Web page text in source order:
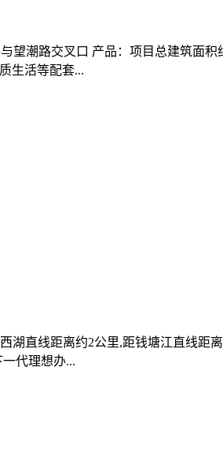
望潮路交叉口 产品：项目总建筑面
生活等配套...
湖直线距离约2公里,距钱塘江直线
代理想办...